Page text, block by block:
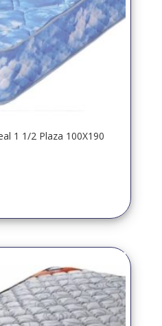
1 1/2 Plaza 100X190